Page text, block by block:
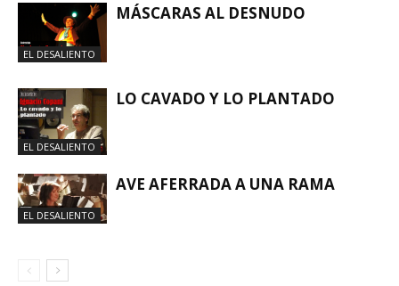
EL DESALIENTO
MÁSCARAS AL DESNUDO
EL DESALIENTO
LO CAVADO Y LO PLANTADO
EL DESALIENTO
AVE AFERRADA A UNA RAMA